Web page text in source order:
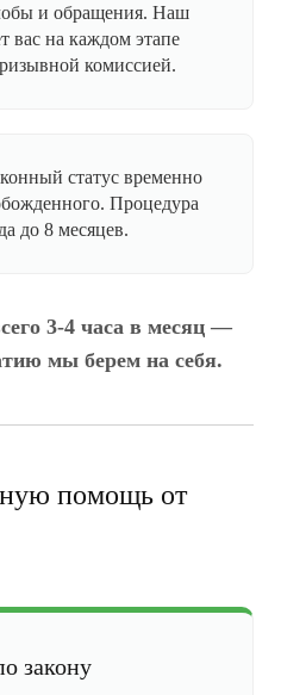
и обращения. Наш
вас на каждом этапе
комиссией.
статус временно
Процедура
до 8 месяцев.
3-4 часа в месяц —
мы берем на себя.
помощь от
закону